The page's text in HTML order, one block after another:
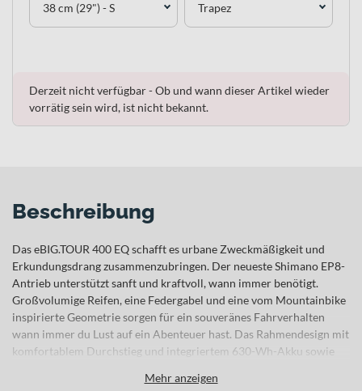
38 cm (29") - S Trapez
Derzeit nicht verfügbar - Ob und wann dieser Artikel wieder
vorrätig sein wird, ist nicht bekannt.
Beschreibung
Das eBIG.TOUR 400 EQ schafft es urbane Zweckmäßigkeit und
Erkundungsdrang zusammenzubringen. Der neueste Shimano EP8-
Antrieb unterstützt sanft und kraftvoll, wann immer benötigt.
Großvolumige Reifen, eine Federgabel und eine vom Mountainbike
inspirierte Geometrie sorgen für ein souveränes Fahrverhalten
wann immer du Lust auf ein Abenteuer hast. Das Rahmendesign mit
komfortablem Durchstieg und integriertem 630-Wh-Akku sowie
Lichtanlage decken auch alltägliche Ansprüche perfekt ab. Damit
Mehr anzeigen